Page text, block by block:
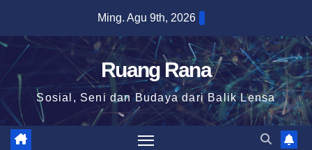
content
Ming. Agu 9th, 2026
Ruang Rana
Sosial, Seni dan Budaya dari Balik Lensa